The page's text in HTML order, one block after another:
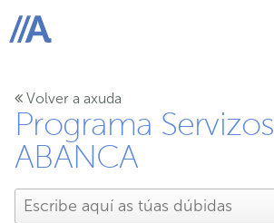
ABANCA
Volver a axuda
Programa Servizos
ABANCA